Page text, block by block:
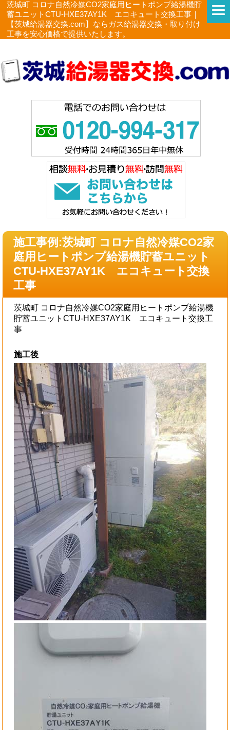
茨城町 コロナ自然冷媒CO2家庭用ヒートポンプ給湯機貯
蓄ユニットCTU-HXE37AY1K エコキュート交換工事｜
【茨城給湯器交換.com】ならガス給湯器交換・取り付け
工事を安心価格で提供いたします。
施工事例:茨城町 コロナ自然冷媒CO2家
庭用ヒートポンプ給湯機貯蓄ユニット
CTU-HXE37AY1K エコキュート交換
工事
茨城町 コロナ自然冷媒CO2家庭用ヒートポンプ給湯機
貯蓄ユニットCTU-HXE37AY1K エコキュート交換工
事
施工後